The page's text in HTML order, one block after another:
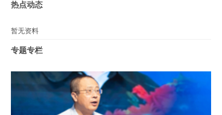
热点动态
暂无资料
专题专栏